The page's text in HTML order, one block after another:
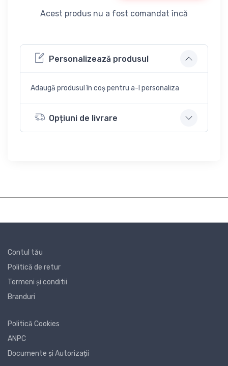
Acest produs nu a fost comandat încă
Personalizează produsul
Adaugă produsul în coș pentru a-l personaliza
Opțiuni de livrare
Contul tău
Politică de retur
Termeni și conditii
Branduri
Politică Cookies
ANPC
Documente și Autorizații